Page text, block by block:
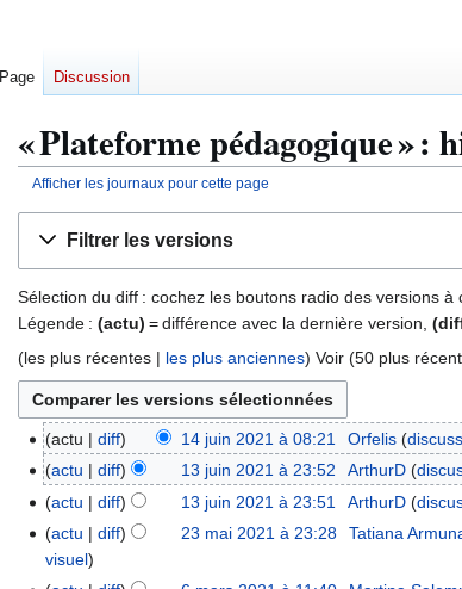
« Plateforme pédagogique » :
Afficher les journaux pour cette page
navigation
recherche
Filtrer les versions
Sélection du diff : cochez les boutons radio des versions
Légende : (actu) = différence avec la dernière version,
(les plus récentes | les plus anciennes) Voir (50 plus
actu diff 14 juin 2021 à 08:21 Orfelis
actu diff 13 juin 2021 à 23:52 ArthurD
actu
diff 13 juin 2021 à 23:51 ArthurD
actu diff 23 mai 2021 à 23:28 Tatiana
visuel
Page Discussion